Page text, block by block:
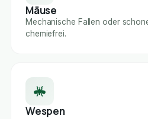
Mäuse
Mechanische Fallen oder
chemiefrei.
Wespen